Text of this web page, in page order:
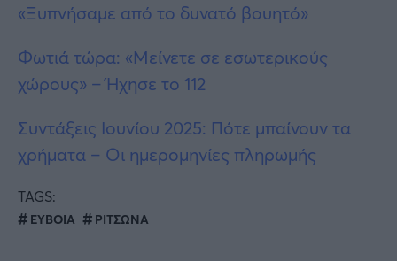
«Ξυπνήσαμε από το δυνατό βουητό»
Φωτιά τώρα: «Μείνετε σε εσωτερικούς
χώρους» – Ήχησε το 112
Συντάξεις Ιουνίου 2025: Πότε μπαίνουν τα
χρήματα – Οι ημερομηνίες πληρωμής
TAGS:
ΕΥΒΟΙΑ ΡΙΤΣΩΝΑ